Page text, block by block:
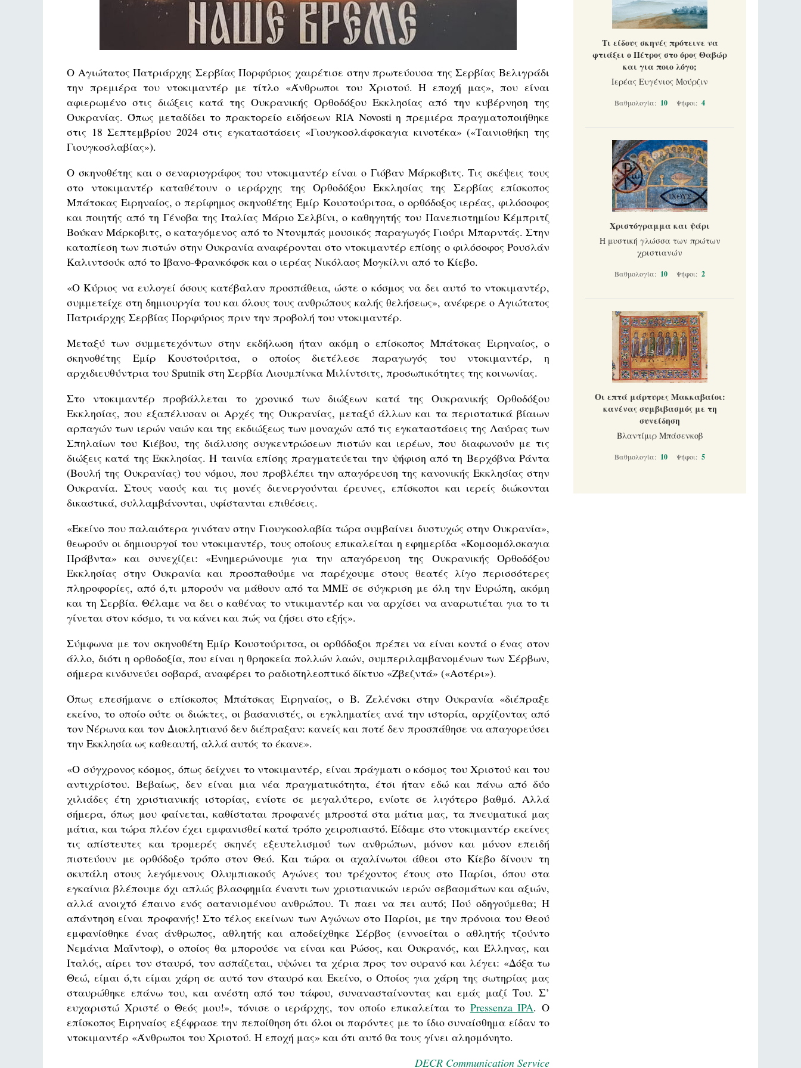
Ο Αγιώτατος Πατριάρχης Σερβίας Πορφύριος χαιρέτισε στην πρωτεύουσα της Σερβίας Βελιγράδι
την πρεμιέρα του ντοκιμαντέρ με τίτλο «Άνθρωποι του Χριστού. Η εποχή μας», που είναι
αφιερωμένο στις διώξεις κατά της Ουκρανικής Ορθοδόξου Εκκλησίας από την κυβέρνηση της
Ουκρανίας. Όπως μεταδίδει το πρακτορείο ειδήσεων RIA Novosti η πρεμιέρα πραγματοποιήθηκε
στις 18 Σεπτεμβρίου 2024 στις εγκαταστάσεις «Γιουγκοσλάφσκαγια κινοτέκα» («Ταινιοθήκη της
Γιουγκοσλαβίας»).
Ο σκηνοθέτης και ο σεναριογράφος του ντοκιμαντέρ είναι ο Γιόβαν Μάρκοβιτς. Τις σκέψεις τους
στο ντοκιμαντέρ καταθέτουν ο ιεράρχης της Ορθοδόξου Εκκλησίας της Σερβίας επίσκοπος
Μπάτσκας Ειρηναίος, ο περίφημος σκηνοθέτης Εμίρ Κουστούριτσα, ο ορθόδοξος ιερέας, φιλόσοφος
και ποιητής από τη Γένοβα της Ιταλίας Μάριο Σελβίνι, ο καθηγητής του Πανεπιστημίου Κέμπριτζ
Βούκαν Μάρκοβιτς, ο καταγόμενος από το Ντονμπάς μουσικός παραγωγός Γιούρι Μπαρντάς. Στην
καταπίεση των πιστών στην Ουκρανία αναφέρονται στο ντοκιμαντέρ επίσης ο φιλόσοφος Ρουσλάν
Καλιντσούκ από το Ιβανο-Φρανκόφσκ και ο ιερέας Νικόλαος Μογκίλνι από το Κίεβο.
«Ο Κύριος να ευλογεί όσους κατέβαλαν προσπάθεια, ώστε ο κόσμος να δει αυτό το ντοκιμαντέρ,
συμμετείχε στη δημιουργία του και όλους τους ανθρώπους καλής θελήσεως», ανέφερε ο Αγιώτατος
Πατριάρχης Σερβίας Πορφύριος πριν την προβολή του ντοκιμαντέρ.
Μεταξύ των συμμετεχόντων στην εκδήλωση ήταν ακόμη ο επίσκοπος Μπάτσκας Ειρηναίος, ο
σκηνοθέτης Εμίρ Κουστούριτσα, ο οποίος διετέλεσε παραγωγός του ντοκιμαντέρ, η
αρχιδιευθύντρια του Sputnik στη Σερβία Λιουμπίνκα Μιλίντσιτς, προσωπικότητες της κοινωνίας.
Στο ντοκιμαντέρ προβάλλεται το χρονικό των διώξεων κατά της Ουκρανικής Ορθοδόξου
Εκκλησίας, που εξαπέλυσαν οι Αρχές της Ουκρανίας, μεταξύ άλλων και τα περιστατικά βίαιων
αρπαγών των ιερών ναών και της εκδιώξεως των μοναχών από τις εγκαταστάσεις της Λαύρας των
Σπηλαίων του Κιέβου, της διάλυσης συγκεντρώσεων πιστών και ιερέων, που διαφωνούν με τις
διώξεις κατά της Εκκλησίας. Η ταινία επίσης πραγματεύεται την ψήφιση από τη Βερχόβνα Ράντα
(Βουλή της Ουκρανίας) του νόμου, που προβλέπει την απαγόρευση της κανονικής Εκκλησίας στην
Ουκρανία. Στους ναούς και τις μονές διενεργούνται έρευνες, επίσκοποι και ιερείς διώκονται
δικαστικά, συλλαμβάνονται, υφίστανται επιθέσεις.
«Εκείνο που παλαιότερα γινόταν στην Γιουγκοσλαβία τώρα συμβαίνει δυστυχώς στην Ουκρανία»,
θεωρούν οι δημιουργοί του ντοκιμαντέρ, τους οποίους επικαλείται η εφημερίδα «Κομσομόλσκαγια
Πράβντα» και συνεχίζει: «Ενημερώνουμε για την απαγόρευση της Ουκρανικής Ορθοδόξου
Εκκλησίας στην Ουκρανία και προσπαθούμε να παρέχουμε στους θεατές λίγο περισσότερες
πληροφορίες, από ό,τι μπορούν να μάθουν από τα ΜΜΕ σε σύγκριση με όλη την Ευρώπη, ακόμη
και τη Σερβία. Θέλαμε να δει ο καθένας το ντικιμαντέρ και να αρχίσει να αναρωτιέται για το τι
γίνεται στον κόσμο, τι να κάνει και πώς να ζήσει στο εξής».
Σύμφωνα με τον σκηνοθέτη Εμίρ Κουστούριτσα, οι ορθόδοξοι πρέπει να είναι κοντά ο ένας στον
άλλο, διότι η ορθοδοξία, που είναι η θρησκεία πολλών λαών, συμπεριλαμβανομένων των Σέρβων,
σήμερα κινδυνεύει σοβαρά, αναφέρει το ραδιοτηλεοπτικό δίκτυο «Ζβεζντά» («Αστέρι»).
Όπως επεσήμανε ο επίσκοπος Μπάτσκας Ειρηναίος, ο Β. Ζελένσκι στην Ουκρανία «διέπραξε
εκείνο, το οποίο ούτε οι διώκτες, οι βασανιστές, οι εγκληματίες ανά την ιστορία, αρχίζοντας από
τον Νέρωνα και τον Διοκλητιανό δεν διέπραξαν: κανείς και ποτέ δεν προσπάθησε να απαγορεύσει
την Εκκλησία ως καθεαυτή, αλλά αυτός το έκανε».
«Ο σύγχρονος κόσμος, όπως δείχνει το ντοκιμαντέρ, είναι πράγματι ο κόσμος του Χριστού και του
αντιχρίστου. Βεβαίως, δεν είναι μια νέα πραγματικότητα, έτσι ήταν εδώ και πάνω από δύο
χιλιάδες έτη χριστιανικής ιστορίας, ενίοτε σε μεγαλύτερο, ενίοτε σε λιγότερο βαθμό. Αλλά
σήμερα, όπως μου φαίνεται, καθίσταται προφανές μπροστά στα μάτια μας, τα πνευματικά μας
μάτια, και τώρα πλέον έχει εμφανισθεί κατά τρόπο χειροπιαστό. Είδαμε στο ντοκιμαντέρ εκείνες
τις απίστευτες και τρομερές σκηνές εξευτελισμού των ανθρώπων, μόνον και μόνον επειδή
πιστεύουν με ορθόδοξο τρόπο στον Θεό. Και τώρα οι αχαλίνωτοι άθεοι στο Κίεβο δίνουν τη
σκυτάλη στους λεγόμενους Ολυμπιακούς Αγώνες του τρέχοντος έτους στο Παρίσι, όπου στα
εγκαίνια βλέπουμε όχι απλώς βλασφημία έναντι των χριστιανικών ιερών σεβασμάτων και αξιών,
αλλά ανοιχτό έπαινο ενός σατανισμένου ανθρώπου. Τι παει να πει αυτό; Πού οδηγούμεθα; Η
απάντηση είναι προφανής! Στο τέλος εκείνων των Αγώνων στο Παρίσι, με την πρόνοια του Θεού
εμφανίσθηκε ένας άνθρωπος, αθλητής και αποδείχθηκε Σέρβος (εννοείται ο αθλητής τζούντο
Νεμάνια Μαΐντοφ), ο οποίος θα μπορούσε να είναι και Ρώσος, και Ουκρανός, και Έλληνας, και
Ιταλός, αίρει τον σταυρό, τον ασπάζεται, υψώνει τα χέρια προς τον ουρανό και λέγει: «Δόξα τω
Θεώ, είμαι ό,τι είμαι χάρη σε αυτό τον σταυρό και Εκείνο, ο Οποίος για χάρη της σωτηρίας μας
σταυρώθηκε επάνω του, και ανέστη από του τάφου, συνανασταίνοντας και εμάς μαζί Του. Σ’
ευχαριστώ Χριστέ ο Θεός μου!», τόνισε ο ιεράρχης, τον οποίο επικαλείται το Pressenza IPA. Ο
επίσκοπος Ειρηναίος εξέφρασε την πεποίθηση ότι όλοι οι παρόντες με το ίδιο συναίσθημα είδαν το
ντοκιμαντέρ «Άνθρωποι του Χριστού. Η εποχή μας» και ότι αυτό θα τους γίνει αλησμόνητο.
DECR Communication Service
Τι είδους σκηνές πρότεινε να
φτιάξει ο Πέτρος στο όρος Θαβώρ
και για ποιο λόγο;
Ιερέας Ευγένιος Μούρζιν
Βαθμολογία: 10 Ψήφοι: 4
Χριστόγραμμα και ψάρι
Η μυστική γλώσσα των πρώτων
χριστιανών
Βαθμολογία: 10 Ψήφοι: 2
Οι επτά μάρτυρες Μακκαβαίοι:
κανένας συμβιβασμός με τη
συνείδηση
Βλαντίμιρ Μπάσενκοβ
Βαθμολογία: 10 Ψήφοι: 5